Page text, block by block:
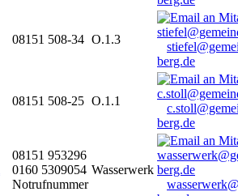
08151 508-34 O.1.3
berg.de
08151 508-25 O.1.1
berg.de
08151 953296
0160 5309054
Notrufnummer
Wasserwerk